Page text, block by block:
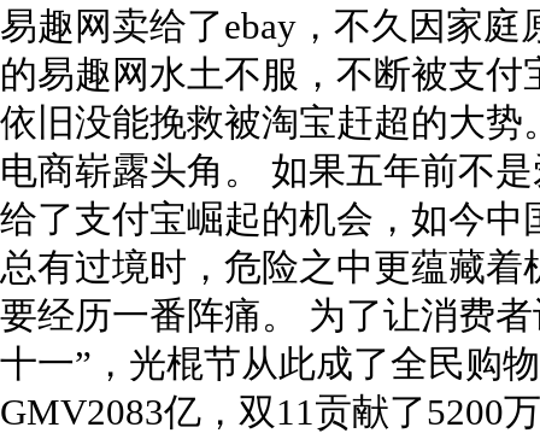
易趣网卖给了ebay，不久因家
的易趣网水土不服，不断被支
依旧没能挽救被淘宝赶超的大
电商崭露头角。 如果五年前不
给了支付宝崛起的机会，如今
总有过境时，危险之中更蕴藏
要经历一番阵痛。 为了让消费
十一”，光棍节从此成了全民购
GMV2083亿，双11贡献了5200